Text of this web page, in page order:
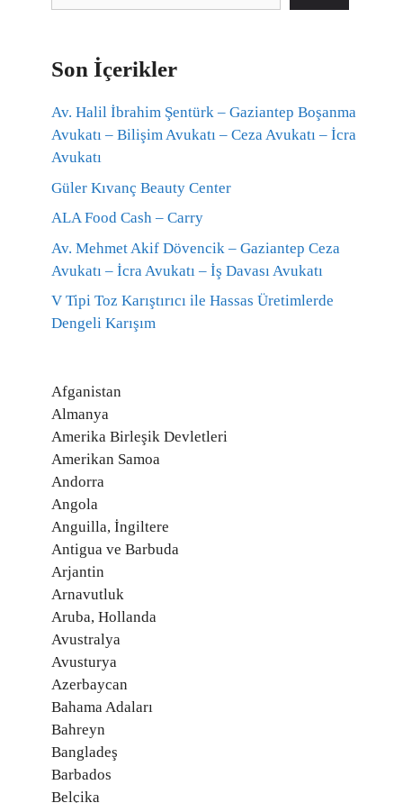
Son İçerikler
Av. Halil İbrahim Şentürk – Gaziantep Boşanma
Avukatı – Bilişim Avukatı – Ceza Avukatı – İcra
Avukatı
Güler Kıvanç Beauty Center
ALA Food Cash – Carry
Av. Mehmet Akif Dövencik – Gaziantep Ceza
Avukatı – İcra Avukatı – İş Davası Avukatı
V Tipi Toz Karıştırıcı ile Hassas Üretimlerde
Dengeli Karışım
Afganistan
Almanya
Amerika Birleşik Devletleri
Amerikan Samoa
Andorra
Angola
Anguilla, İngiltere
Antigua ve Barbuda
Arjantin
Arnavutluk
Aruba, Hollanda
Avustralya
Avusturya
Azerbaycan
Bahama Adaları
Bahreyn
Bangladeş
Barbados
Belçika